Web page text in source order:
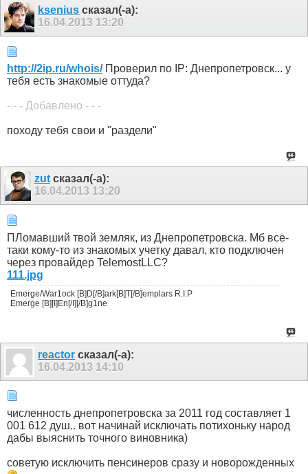
ksenius сказал(-а):
16.04.2013 13:20
http://2ip.ru/whois/Проверил по IP: Днепропетровск... у
тебя есть знакомые оттуда?
- - - Добавлено - - -
походу тебя свои и "раздели"
zutсказал(-а):
16.04.2013 13:20
ПЛомавший твой земляк, из Днепропетровска. Мб все-
таки кому-то из знакомых учетку давал, кто подключен
через провайдер TelemostLLC?
111.jpg
Emerge/War1ock [B]D[/B]ark[B]T[/B]emplars R.I.P
Emerge [B][I]En[/I][/B]g1ne
reactor сказал(-а):
16.04.2013 14:10
численность днепропетровска за 2011 год составляет 1
001 612 душ.. вот начинай исключать потихоньку народ
дабы выяснить точного виновника)
советую исключить пенсинеров сразу и новорожденных